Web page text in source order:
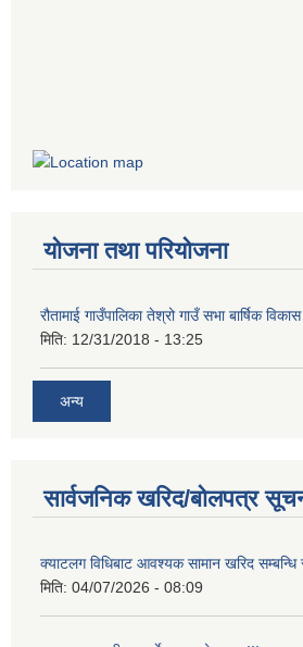
योजना तथा परियोजना
रौतामाई गाउँपालिका तेश्रो गाउँ सभा बार्षिक
मिति: 12/31/2018 - 13:25
अन्य
सार्वजनिक खरिद/बोलपत्र
क्याटलग विधिबाट आवश्यक सामान खरिद
मिति: 04/07/2026 - 08:09